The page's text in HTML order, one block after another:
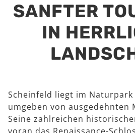
SANFTER
IN
Scheinfeld liegt im Naturpark
umgeben von ausgedehnten
Seine zahlreichen